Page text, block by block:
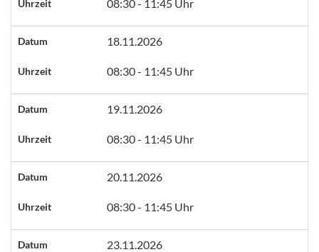
Uhrzeit 08:30 - 11:45 Uhr
Datum 18.11.2026
Uhrzeit 08:30 - 11:45 Uhr
Datum 19.11.2026
Uhrzeit 08:30 - 11:45 Uhr
Datum 20.11.2026
Uhrzeit 08:30 - 11:45 Uhr
Datum 23.11.2026